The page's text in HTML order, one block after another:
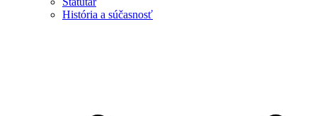
História a súčasnosť